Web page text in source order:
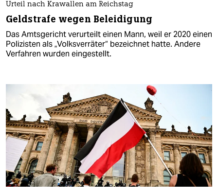
Urteil nach Krawallen am Reichstag
Geldstrafe wegen Beleidigung
Das Amtsgericht verurteilt einen Mann, weil er 2020 einen
Polizisten als „Volksverräter“ bezeichnet hatte. Andere
Verfahren wurden eingestellt.